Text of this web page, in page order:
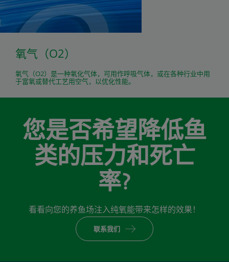
氧气（O2）
氧气（O2）是一种氧化气体，可用作呼吸气体，或在各种行业中用
于富氧或替代工艺用空气，以优化性能。
您是否希望降低鱼
类的压力和死亡
率?
看看向您的养鱼场注入纯氧能带来怎样的效果！
联系我们